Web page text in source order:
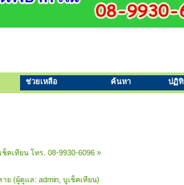
ช่วยเหลือ ค้นหา ปฏิ
คเทียน โทร. 08-9930-6096 »
าย (ผู้ดูแล:admin,บูเช็คเทียน)